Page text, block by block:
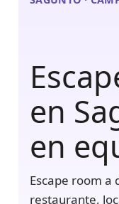
en
en
Escape room a
restaurante,